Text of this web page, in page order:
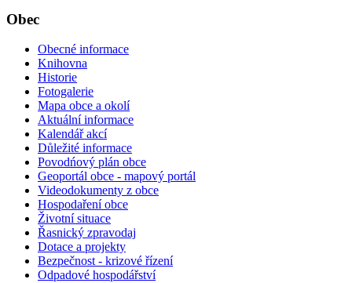
Obec
Obecné informace
Knihovna
Historie
Fotogalerie
Mapa obce a okolí
Aktuální informace
Kalendář akcí
Důležité informace
Povodńový plán obce
Geoportál obce - mapový portál
Videodokumenty z obce
Hospodaření obce
Životní situace
Řasnický zpravodaj
Dotace a projekty
Bezpečnost - krizové řízení
Odpadové hospodářství